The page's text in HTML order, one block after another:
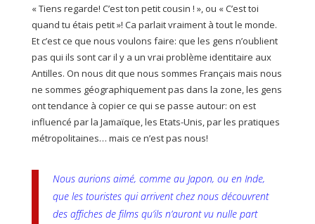
« Tiens regarde! C’est ton petit cousin ! », ou « C’est toi
quand tu étais petit »! Ca parlait vraiment à tout le monde.
Et c’est ce que nous voulons faire: que les gens n’oublient
pas qui ils sont car il y a un vrai problème identitaire aux
Antilles. On nous dit que nous sommes Français mais nous
ne sommes géographiquement pas dans la zone, les gens
ont tendance à copier ce qui se passe autour: on est
influencé par la Jamaïque, les Etats-Unis, par les pratiques
métropolitaines… mais ce n’est pas nous!
Nous aurions aimé, comme au Japon, ou en Inde,
que les touristes qui arrivent chez nous découvrent
des affiches de films qu’ils n’auront vu nulle part